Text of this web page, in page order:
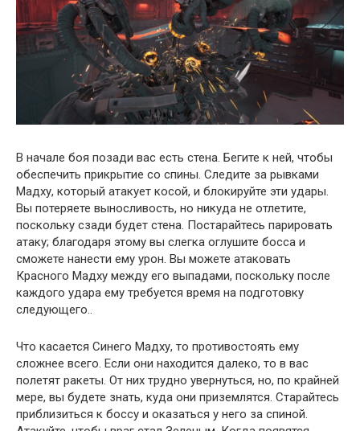
В начале боя позади вас есть стена. Бегите к ней, чтобы
обеспечить прикрытие со спины. Следите за рывками
Мадху, который атакует косой, и блокируйте эти удары.
Вы потеряете выносливость, но никуда не отлетите,
поскольку сзади будет стена. Постарайтесь парировать
атаку; благодаря этому вы слегка оглушите босса и
сможете нанести ему урон. Вы можете атаковать
Красного Мадху между его выпадами, поскольку после
каждого удара ему требуется время на подготовку
следующего..
Что касается Синего Мадху, то противостоять ему
сложнее всего. Если они находится далеко, то в вас
полетят ракеты. От них трудно увернуться, но, по крайней
мере, вы будете знать, куда они приземлятся. Старайтесь
приблизиться к боссу и оказаться у него за спиной.